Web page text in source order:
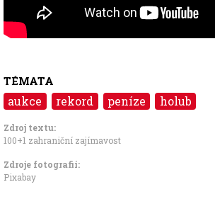
TÉMATA
aukce rekord peníze holub
Zdroj textu:
100+1 zahraniční zajímavost
Zdroje fotografii:
Pixabay